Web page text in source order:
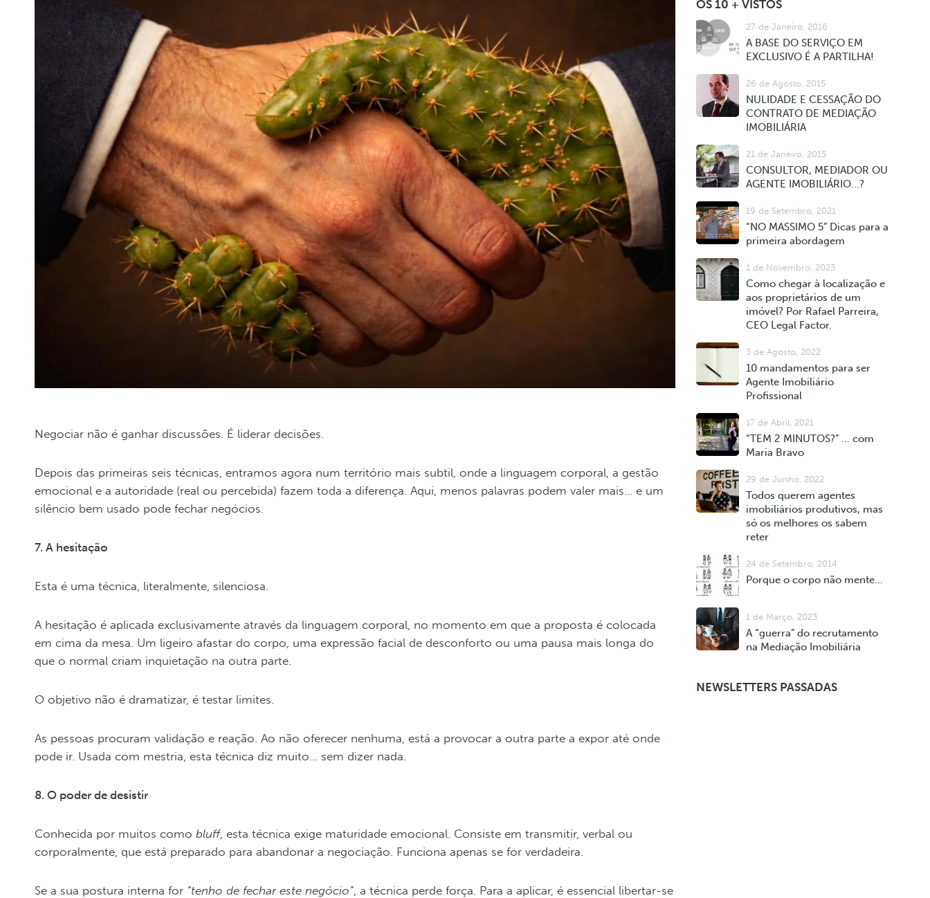
Negociar não é ganhar discussões. É liderar decisões.
Depois das primeiras seis técnicas, entramos agora num território mais subtil, onde a linguagem corporal, a gestão
emocional e a autoridade (real ou percebida) fazem toda a diferença. Aqui, menos palavras podem valer mais… e um
silêncio bem usado pode fechar negócios.
7. A hesitação
Esta é uma técnica, literalmente, silenciosa.
A hesitação é aplicada exclusivamente através da linguagem corporal, no momento em que a proposta é colocada
em cima da mesa. Um ligeiro afastar do corpo, uma expressão facial de desconforto ou uma pausa mais longa do
que o normal criam inquietação na outra parte.
O objetivo não é dramatizar, é testar limites.
As pessoas procuram validação e reação. Ao não oferecer nenhuma, está a provocar a outra parte a expor até onde
pode ir. Usada com mestria, esta técnica diz muito… sem dizer nada.
8. O poder de desistir
Conhecida por muitos como bluff, esta técnica exige maturidade emocional. Consiste em transmitir, verbal ou
corporalmente, que está preparado para abandonar a negociação. Funciona apenas se for verdadeira.
Se a sua postura interna for “tenho de fechar este negócio”, a técnica perde força. Para a aplicar, é essencial libertar-se
OS 10 + VISTOS
27 de Janeiro, 2016
A BASE DO SERVIÇO EM
EXCLUSIVO É A PARTILHA!
26 de Agosto, 2015
NULIDADE E CESSAÇÃO DO
CONTRATO DE MEDIAÇÃO
IMOBILIÁRIA
21 de Janeiro, 2015
CONSULTOR, MEDIADOR OU
AGENTE IMOBILIÁRIO…?
19 de Setembro, 2021
“NO MASSIMO 5” Dicas para a
primeira abordagem
1 de Novembro, 2023
Como chegar à localização e
aos proprietários de um
imóvel? Por Rafael Parreira,
CEO Legal Factor.
3 de Agosto, 2022
10 mandamentos para ser
Agente Imobiliário
Profissional
17 de Abril, 2021
“TEM 2 MINUTOS?” … com
Maria Bravo
29 de Junho, 2022
Todos querem agentes
imobiliários produtivos, mas
só os melhores os sabem
reter
24 de Setembro, 2014
Porque o corpo não mente…
1 de Março, 2023
A “guerra” do recrutamento
na Mediação Imobiliária
NEWSLETTERS PASSADAS